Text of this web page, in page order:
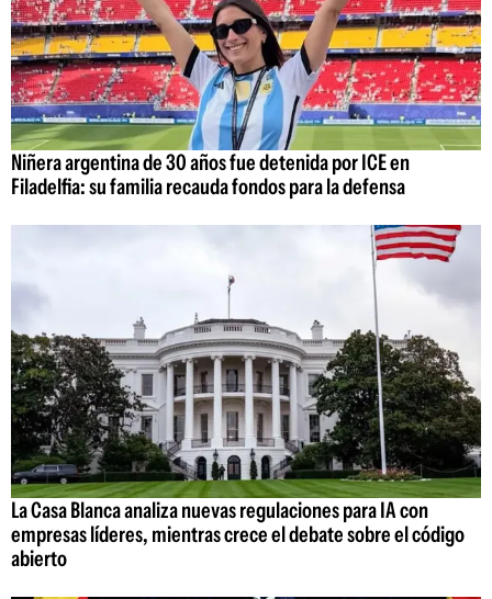
Niñera argentina de 30 años fue detenida por ICE en
Filadelfia: su familia recauda fondos para la defensa
La Casa Blanca analiza nuevas regulaciones para IA con
empresas líderes, mientras crece el debate sobre el código
abierto